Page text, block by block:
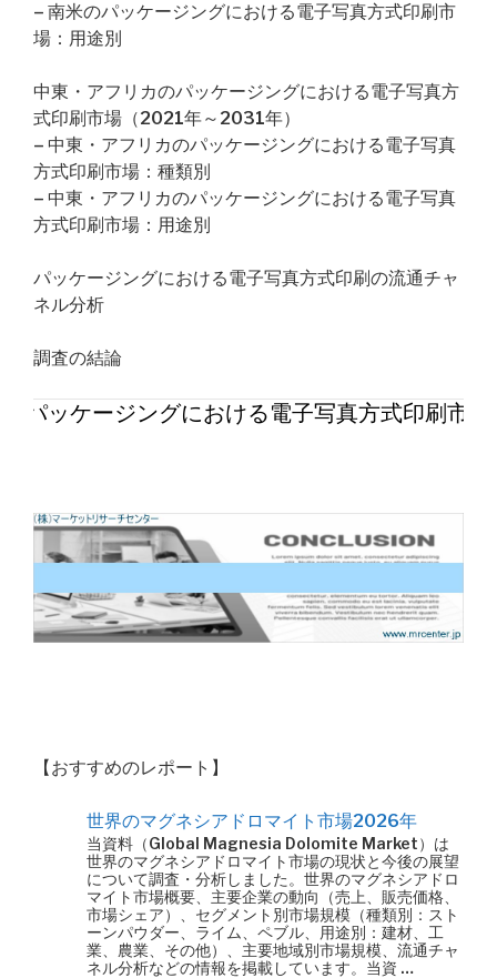
– 南米のパッケージングにおける電子写真方式印刷市
場：用途別
中東・アフリカのパッケージングにおける電子写真方
式印刷市場（2021年～2031年）
– 中東・アフリカのパッケージングにおける電子写真
方式印刷市場：種類別
– 中東・アフリカのパッケージングにおける電子写真
方式印刷市場：用途別
パッケージングにおける電子写真方式印刷の流通チャ
ネル分析
調査の結論
パッケージングにおける電子写真方式印刷市
【おすすめのレポート】
世界のマグネシアドロマイト市場2026年
当資料（Global Magnesia Dolomite Market）は
世界のマグネシアドロマイト市場の現状と今後の展望
について調査・分析しました。世界のマグネシアドロ
マイト市場概要、主要企業の動向（売上、販売価格、
市場シェア）、セグメント別市場規模（種類別：スト
ーンパウダー、ライム、ペブル、用途別：建材、工
業、農業、その他）、主要地域別市場規模、流通チャ
ネル分析などの情報を掲載しています。当資 …